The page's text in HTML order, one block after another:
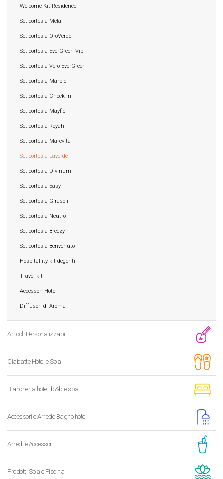
Welcome Kit Residence
Set cortesia Mela
Set cortesia OroVerde
Set cortesia EverGreen Vip
Set cortesia Vero EverGreen
Set cortesia Marble
Set cortesia Check-in
Set cortesia Mayflé
Set cortesia Reyah
Set cortesia Marevita
Set cortesia Laverde
Set cortesia Divinum
Set cortesia Easy
Set cortesia Girasoli
Set cortesia Neutro
Set cortesia Breezy
Set cortesia Benvenuto
Hospital-ity kit degenti
Travel kit
Accessori Hotel
Diffusori di Aroma
Articoli Personalizzabili
Ciabatte Hotel e Spa
Biancheria hotel, b&b e spa
Accessori e Arredo Bagno hotel
Arredi e Accessori
Prodotti Spa e Piscina